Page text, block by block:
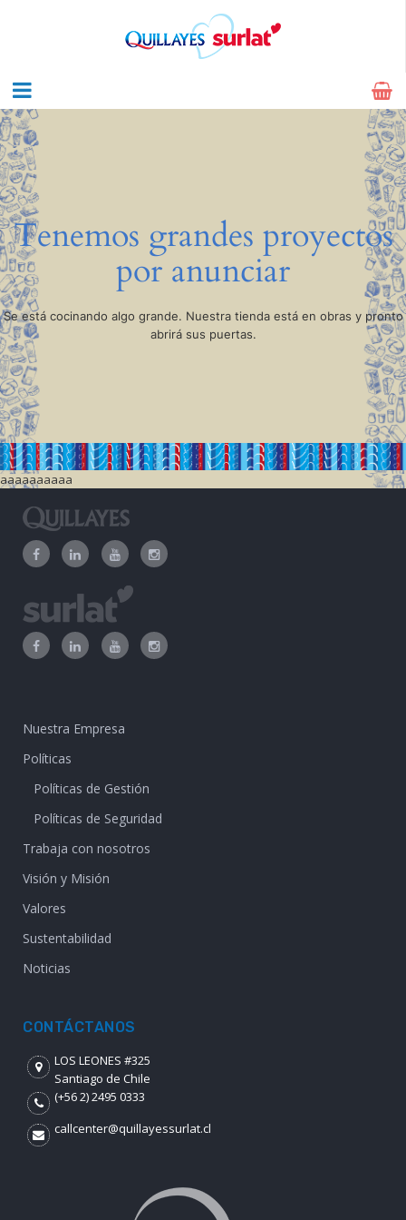
Tenemos grandes proyectos
por anunciar
Se está cocinando algo grande. Nuestra tienda está en obras y pronto
abrirá sus puertas.
aaaaaaaaaa
Nuestra Empresa
Políticas
Políticas de Gestión
Políticas de Seguridad
Trabaja con nosotros
Visión y Misión
Valores
Sustentabilidad
Noticias
CONTÁCTANOS
LOS LEONES #325
Santiago de Chile
(+56 2) 2495 0333
callcenter@quillayessurlat.cl